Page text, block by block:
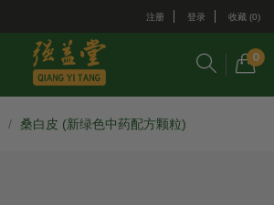
注册 登录 收藏 (0)
0
桑白皮 (新绿色中药配方颗粒)